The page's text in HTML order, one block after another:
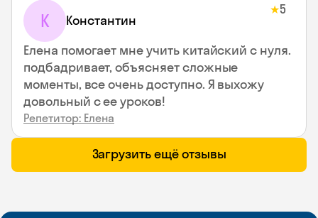
К Константин
★5
Елена помогает мне учить китайский с нуля.
подбадривает, объясняет сложные
моменты, все очень доступно. Я выхожу
довольный с ее уроков!
Репетитор: Елена
Загрузить ещё отзывы